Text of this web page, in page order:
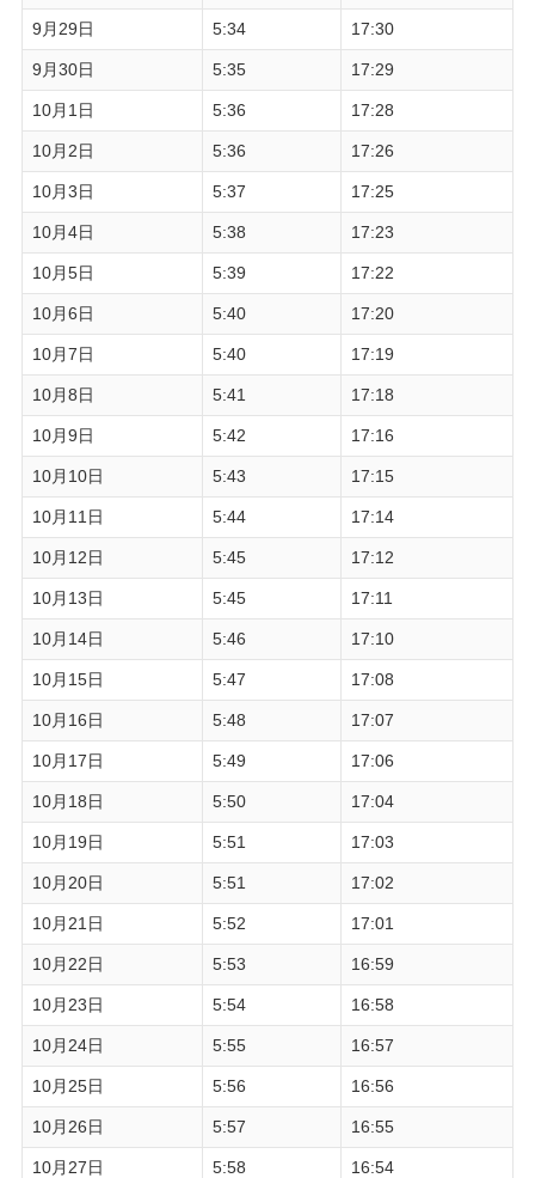
9月29日 5:34 17:30
9月30日 5:35 17:29
10月1日 5:36 17:28
10月2日 5:36 17:26
10月3日 5:37 17:25
10月4日 5:38 17:23
10月5日 5:39 17:22
10月6日 5:40 17:20
10月7日 5:40 17:19
10月8日 5:41 17:18
10月9日 5:42 17:16
10月10日 5:43 17:15
10月11日 5:44 17:14
10月12日 5:45 17:12
10月13日 5:45 17:11
10月14日 5:46 17:10
10月15日 5:47 17:08
10月16日 5:48 17:07
10月17日 5:49 17:06
10月18日 5:50 17:04
10月19日 5:51 17:03
10月20日 5:51 17:02
10月21日 5:52 17:01
10月22日 5:53 16:59
10月23日 5:54 16:58
10月24日 5:55 16:57
10月25日 5:56 16:56
10月26日 5:57 16:55
10月27日 5:58 16:54